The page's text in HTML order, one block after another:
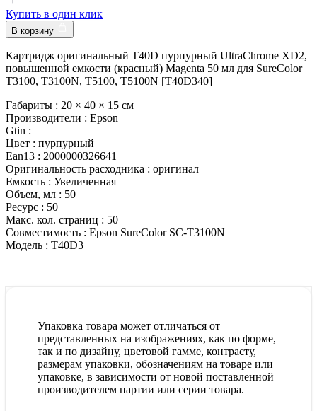
Купить в один клик
В корзину
Картридж оригинальный T40D пурпурный UltraChrome XD2,
повышенной емкости (красный) Magenta 50 мл для SureColor
T3100, T3100N, T5100, T5100N [T40D340]
Габариты : 20 × 40 × 15 см
Производители : Epson
Gtin :
Цвет : пурпурный
Ean13 : 2000000326641
Оригинальность расходника : оригинал
Емкость : Увеличенная
Объем, мл : 50
Ресурс : 50
Макс. кол. страниц : 50
Совместимость : Epson SureColor SC-T3100N
Модель : T40D3
Упаковка товара может отличаться от
представленных на изображениях, как по форме,
так и по дизайну, цветовой гамме, контрасту,
размерам упаковки, обозначениям на товаре или
упаковке, в зависимости от новой поставленной
производителем партии или серии товара.